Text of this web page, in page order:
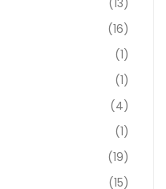
(16)
(1)
(1)
(4)
(1)
(19)
(15)